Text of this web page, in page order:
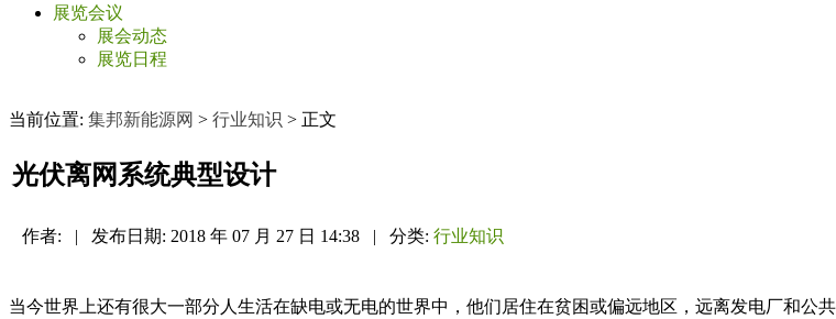
展览会议
展会动态
展览日程
当前位置: 集邦新能源网 > 行业知识 > 正文
光伏离网系统典型设计
作者: | 发布日期: 2018 年 07 月 27 日 14:38 | 分类: 行业知识
当今世界上还有很大一部分人生活在缺电或无电的世界中，他们居住在贫困或偏远地区，远离发电厂和